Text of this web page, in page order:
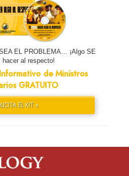
EL PROBLEMA… ¡Algo SE
hacer al respecto!
de Ministros
GRATUITO
EL KIT »